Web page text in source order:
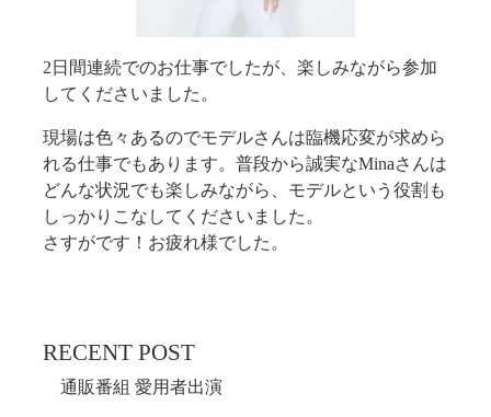
2日間連続でのお仕事でしたが、楽しみながら参加
してくださいました。
現場は色々あるのでモデルさんは臨機応変が求めら
れる仕事でもあります。普段から誠実なMinaさんは
どんな状況でも楽しみながら、モデルという役割も
しっかりこなしてくださいました。
さすがです！お疲れ様でした。
RECENT POST
通販番組 愛用者出演